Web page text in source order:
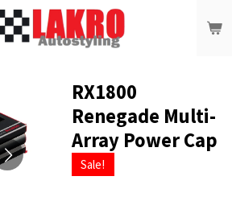
RX1800
Renegade Multi-
Array Power Cap
Sale!